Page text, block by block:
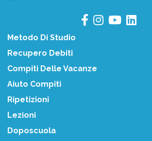
Metodo Di Studio
Recupero Debiti
Compiti Delle Vacanze
Aiuto Compiti
Ripetizioni
Lezioni
Doposcuola